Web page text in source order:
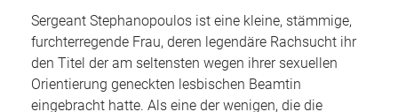
Sergeant Stephanopoulos ist eine kleine, stämmige,
furchterregende Frau, deren legendäre Rachsucht ihr
den Titel der am seltensten wegen ihrer sexuellen
Orientierung geneckten lesbischen Beamtin
eingebracht hatte. Als eine der wenigen, die die